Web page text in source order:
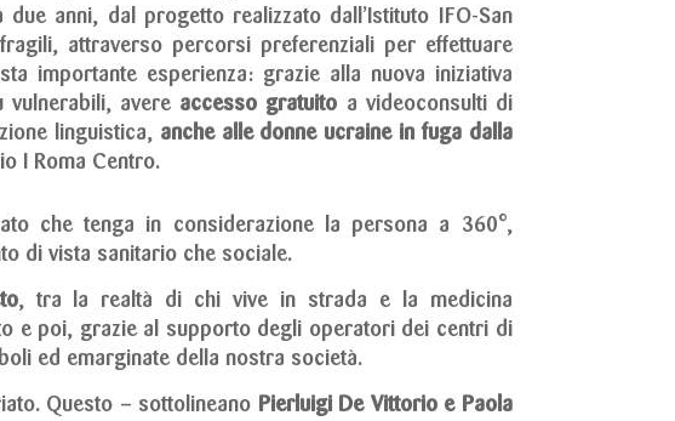
anni, dal progetto realizzato dall’Istituto IFO-San
attraverso percorsi preferenziali per effettuare
importante esperienza: grazie alla nuova iniziativa
avere accesso gratuito a videoconsulti di
linguistica,anche alle donne ucraine in fuga dalla
I Roma Centro.
che tenga in considerazione la persona a 360°,
di vista sanitario che sociale.
, tra la realtà di chi vive in strada e la medicina
e poi, grazie al supporto degli operatori dei centri di
ed emarginate della nostra società.
Questo – sottolineano Pierluigi De Vittorio e Paola